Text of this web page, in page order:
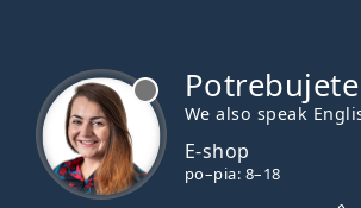
We also speak
E-shop
po–pia: 8–18